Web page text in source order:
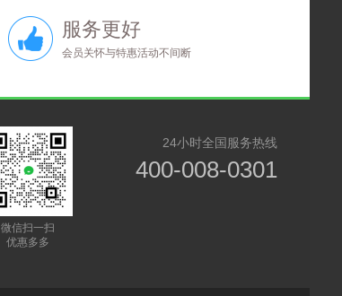
服务更好
会员关怀与特惠活动不间断
24小时全国服务热线
400-008-0301
微信扫一扫
优惠多多